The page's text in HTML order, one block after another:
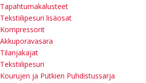
Tapahtumakalusteet
Tekstiilipesuri lisäosat
Kompressorit
Akkuporavasara
Tilanjakajat
Tekstiilipesuri
Kourujen ja Putkien Puhdistussarja